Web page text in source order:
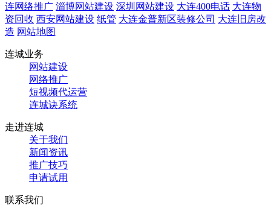
连网络推广 淄博网站建设 深圳网站建设 大连400电话 大连物
资回收 西安网站建设 纸管 大连金普新区装修公司 大连旧房改
造 网站地图
连城业务
网站建设
网络推广
短视频代运营
连城诀系统
走进连城
关于我们
新闻资讯
推广技巧
申请试用
联系我们